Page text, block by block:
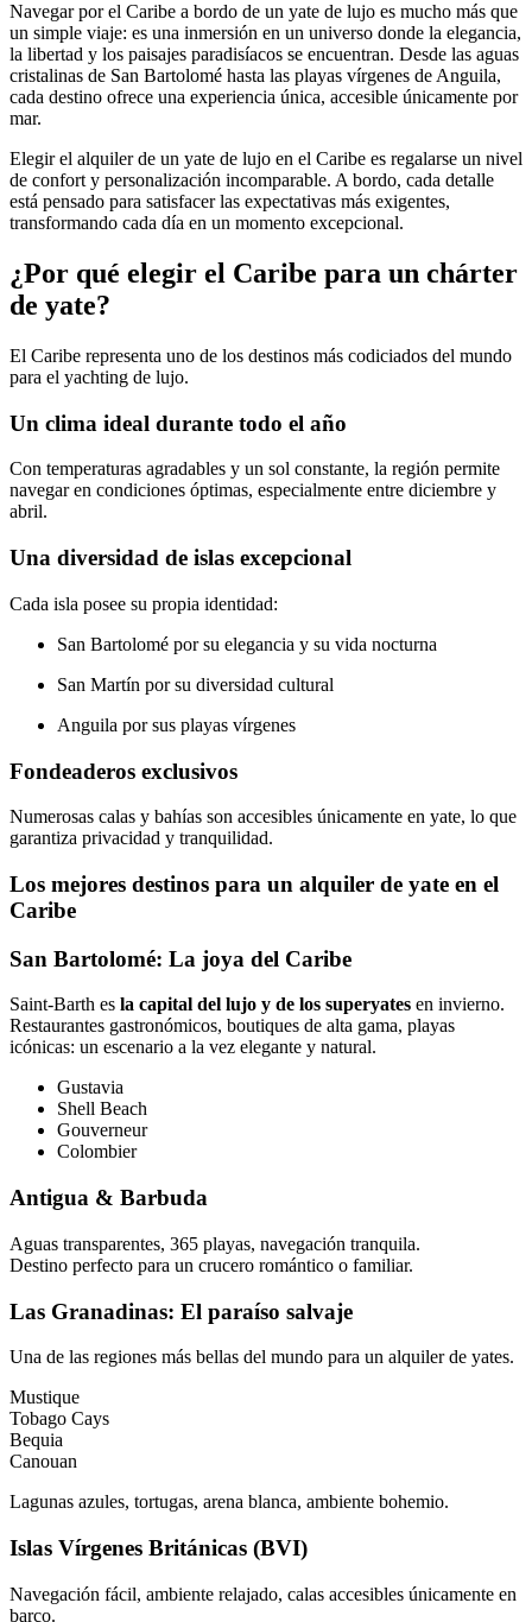
Navegar por el Caribe a bordo de un yate de lujo es mucho más que
un simple viaje: es una inmersión en un universo donde la elegancia,
la libertad y los paisajes paradisíacos se encuentran. Desde las aguas
cristalinas de San Bartolomé hasta las playas vírgenes de Anguila,
cada destino ofrece una experiencia única, accesible únicamente por
mar.
Elegir el alquiler de un yate de lujo en el Caribe es regalarse un nivel
de confort y personalización incomparable. A bordo, cada detalle
está pensado para satisfacer las expectativas más exigentes,
transformando cada día en un momento excepcional.
¿Por qué elegir el Caribe para un chárter
de yate?
El Caribe representa uno de los destinos más codiciados del mundo
para el yachting de lujo.
Un clima ideal durante todo el año
Con temperaturas agradables y un sol constante, la región permite
navegar en condiciones óptimas, especialmente entre diciembre y
abril.
Una diversidad de islas excepcional
Cada isla posee su propia identidad:
San Bartolomé por su elegancia y su vida nocturna
San Martín por su diversidad cultural
Anguila por sus playas vírgenes
Fondeaderos exclusivos
Numerosas calas y bahías son accesibles únicamente en yate, lo que
garantiza privacidad y tranquilidad.
Los mejores destinos para un alquiler de yate en el
Caribe
San Bartolomé: La joya del Caribe
Saint-Barth es la capital del lujo y de los superyates en invierno.
Restaurantes gastronómicos, boutiques de alta gama, playas
icónicas: un escenario a la vez elegante y natural.
Gustavia
Shell Beach
Gouverneur
Colombier
Antigua & Barbuda
Aguas transparentes, 365 playas, navegación tranquila.
Destino perfecto para un crucero romántico o familiar.
Las Granadinas: El paraíso salvaje
Una de las regiones más bellas del mundo para un alquiler de yates.
Mustique
Tobago Cays
Bequia
Canouan
Lagunas azules, tortugas, arena blanca, ambiente bohemio.
Islas Vírgenes Británicas (BVI)
Navegación fácil, ambiente relajado, calas accesibles únicamente en
barco.